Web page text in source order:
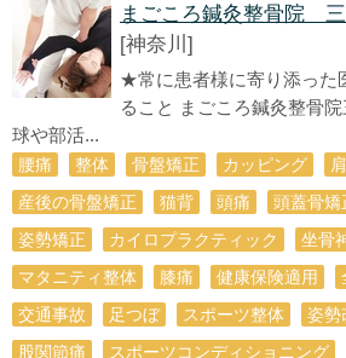
まごころ鍼灸整骨院
[神奈川]
★常に患者様に寄り添った
ること まごころ鍼灸整骨
球や部活...
腰痛 整体 骨盤矯正 カッピング
産後の骨盤矯正
猫背 頭痛 頭蓋骨矯
姿勢矯正
カイロプラクティック
坐骨
マタニティ整体
膝痛 健康保険適用
交通事故
足つぼ スポーツ整体 姿勢
股関節痛
スポーツコンディショニング